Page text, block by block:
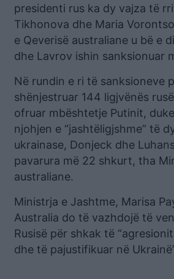
presidenti rus ka dy vajza të
Tikhonova dhe Maria
e Qeverisë australiane u bë e
dhe Lavrov ishin sanksionuar
Në rundin e ri të sanksioneve
shënjestruar 144 ligjvënës
ofruar mbështetje Putinit,
njohjen e “jashtëligjshme” të
ukrainase, Donjeck dhe
pavarura më 22 shkurt, tha
australiane.
Ministrja e Jashtme, Marisa
Australia do të vazhdojë të
Rusisë për shkak të
dhe të pajustifikuar në